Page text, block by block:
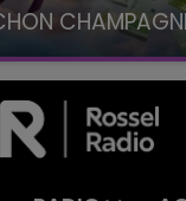
FM, à